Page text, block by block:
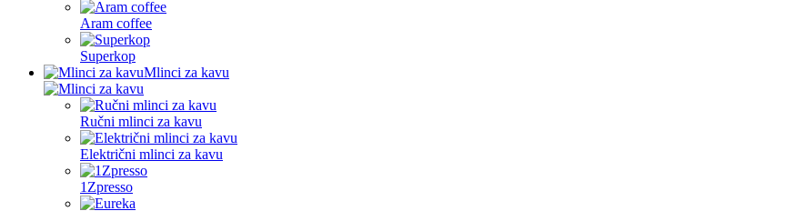
Aram coffee
Superkop
Mlinci za kavu
Ručni mlinci za kavu
Električni mlinci za kavu
1Zpresso